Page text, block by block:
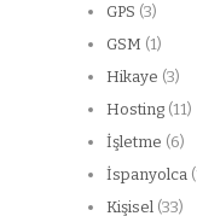
GPS (3)
GSM (1)
Hikaye (3)
Hosting (11)
İşletme (6)
İspanyolca
Kişisel (33)